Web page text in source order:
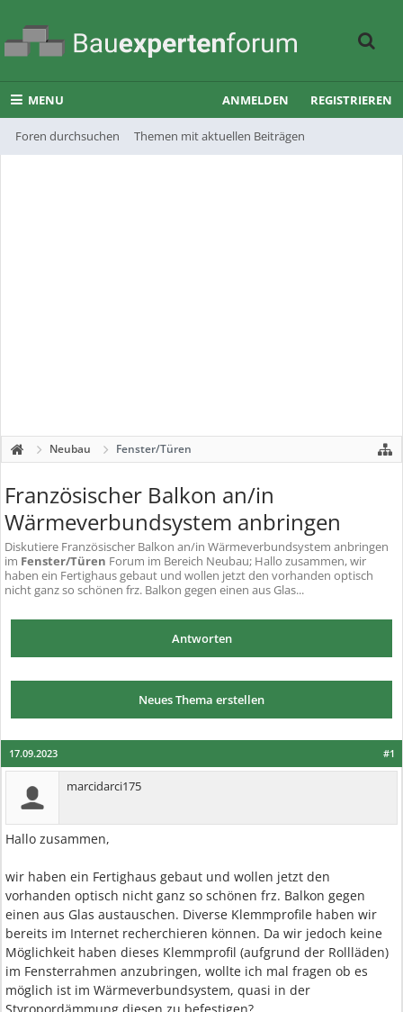
MENU
Foren durchsuchen Themen mit aktuellen Beiträgen
ANMELDEN REGISTRIEREN
Neubau Fenster/Türen
Französischer Balkon an/in
Wärmeverbundsystem anbringen
Diskutiere Französischer Balkon an/in Wärmeverbundsystem anbringen
im Fenster/Türen Forum im Bereich Neubau; Hallo zusammen, wir
haben ein Fertighaus gebaut und wollen jetzt den vorhanden optisch
nicht ganz so schönen frz. Balkon gegen einen aus Glas...
Antworten
Neues Thema erstellen
#1
17.09.2023
marcidarci175
Hallo zusammen,
wir haben ein Fertighaus gebaut und wollen jetzt den
vorhanden optisch nicht ganz so schönen frz. Balkon gegen
einen aus Glas austauschen. Diverse Klemmprofile haben wir
bereits im Internet recherchieren können. Da wir jedoch keine
Möglichkeit haben dieses Klemmprofil (aufgrund der Rollläden)
im Fensterrahmen anzubringen, wollte ich mal fragen ob es
möglich ist im Wärmeverbundsystem, quasi in der